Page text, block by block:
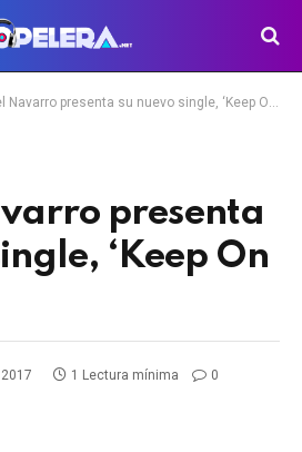
Navarro presenta su nuevo single, ‘Keep On Falling’
presenta
‘Keep On
1 Lectura mínima 0